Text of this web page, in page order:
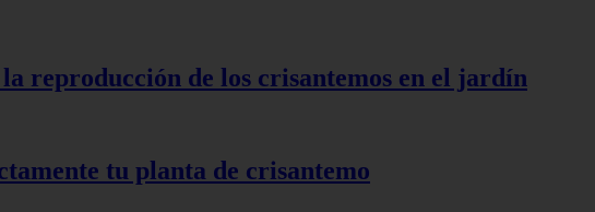
reproducción de los crisantemos en el jardín
tu planta de crisantemo